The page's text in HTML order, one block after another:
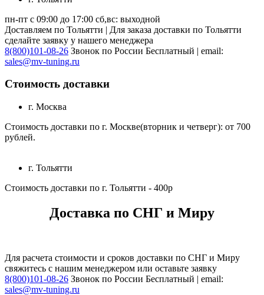
пн-пт с 09:00 до 17:00 сб,вс: выходной
Доставляем по Тольятти | Для заказа доставки по Тольятти
сделайте заявку у нашего менеджера
8(800)101-08-26 Звонок по России Бесплатный | email:
sales@mv-tuning.ru
Стоимость доставки
г. Москва
Стоимость доставки по г. Москве(вторник и четверг): от 700
рублей.
г. Тольятти
Стоимость доставки по г. Тольятти - 400р
Доставка по СНГ и Миру
Для расчета стоимости и сроков доставки по СНГ и Миру
свяжитесь с нашим менеджером или оставьте заявку
8(800)101-08-26 Звонок по России Бесплатный | email:
sales@mv-tuning.ru